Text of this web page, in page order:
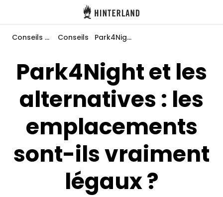
Hinterland
Se connecter
Créer un compte
Devenir hôte·sse
Emplacements
Conseils et inspirations Conseils Park4Night et les alternatives : les emplacements sont-ils vraiment légaux ?
Park4Night et les
alternatives : les
emplacements
sont-ils vraiment
légaux ?